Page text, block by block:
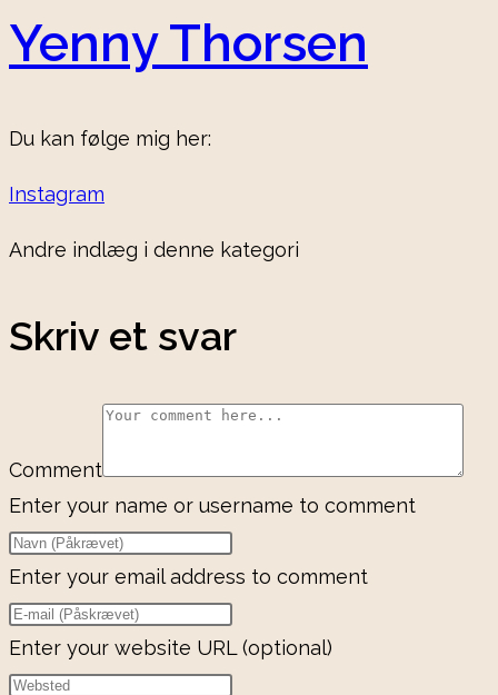
Yenny Thorsen
Du kan følge mig her:
Instagram
Andre indlæg i denne kategori
Skriv et svar
Comment
Enter your name or username to comment
Enter your email address to comment
Enter your website URL (optional)